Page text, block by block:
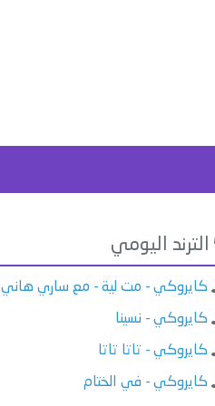
الترند اليومي
كايروكي - مت لية - مع ساري هاني
كايروكي - نسينا
كايروكي - تاتا تاتا
كايروكي - في الختام